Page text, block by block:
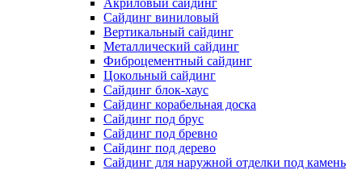
Акриловый сайдинг
Сайдинг виниловый
Вертикальный сайдинг
Металлический сайдинг
Фиброцементный сайдинг
Цокольный сайдинг
Сайдинг блок-хаус
Сайдинг корабельная доска
Сайдинг под брус
Сайдинг под бревно
Сайдинг под дерево
Сайдинг для наружной отделки под камень